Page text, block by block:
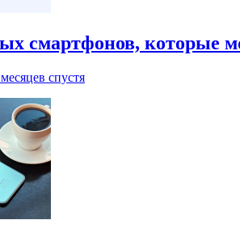
смартфонов, которые
спустя